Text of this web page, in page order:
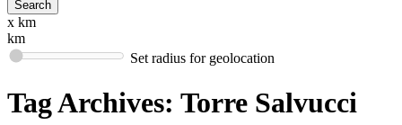
x km
km
Set radius for geolocation
Tag Archives: Torre Salvucci